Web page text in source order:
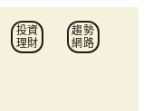
投資
理財
趨勢
網路